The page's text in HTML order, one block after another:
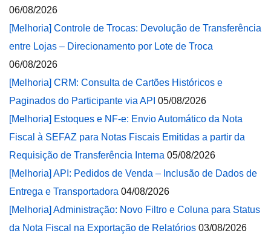
06/08/2026
[Melhoria] Controle de Trocas: Devolução de Transferência
entre Lojas – Direcionamento por Lote de Troca
06/08/2026
[Melhoria] CRM: Consulta de Cartões Históricos e
Paginados do Participante via API 05/08/2026
[Melhoria] Estoques e NF-e: Envio Automático da Nota
Fiscal à SEFAZ para Notas Fiscais Emitidas a partir da
Requisição de Transferência Interna 05/08/2026
[Melhoria] API: Pedidos de Venda – Inclusão de Dados de
Entrega e Transportadora 04/08/2026
[Melhoria] Administração: Novo Filtro e Coluna para Status
da Nota Fiscal na Exportação de Relatórios 03/08/2026